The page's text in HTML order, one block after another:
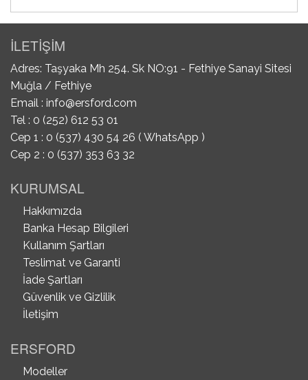
İLETİŞİM
Adres: Taşyaka Mh 254. Sk NO:91 - Fethiye Sanayi Sitesi
Muğla / Fethiye
Email : info@ersford.com
Tel : 0 (252) 612 53 01
Cep 1 : 0 (537) 430 54 26 ( WhatsApp )
Cep 2 : 0 (537) 353 63 32
KURUMSAL
Hakkımızda
Banka Hesap Bilgileri
Kullanım Şartları
Teslimat ve Garanti
İade Şartları
Güvenlik ve Gizlilik
İletişim
ERSFORD
Modeller